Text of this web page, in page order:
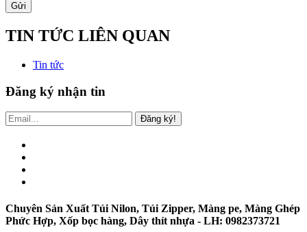
Gửi
TIN TỨC LIÊN QUAN
Tin tức
Đăng ký nhận tin
Đăng ký!
Chuyên Sản Xuất Túi Nilon, Túi Zipper, Màng pe, Màng Ghép
Phức Hợp, Xốp bọc hàng, Dây thít nhựa - LH: 0982373721